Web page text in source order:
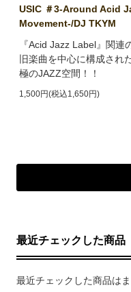
USIC ＃3-Around Acid
Movement-/DJ TKYM
『Acid Jazz Label』関連
旧楽曲を中心に構成され
極のJAZZ空間！！
1,500円(税込1,650円)
最近チェックした商品
最近チェックした商品はま